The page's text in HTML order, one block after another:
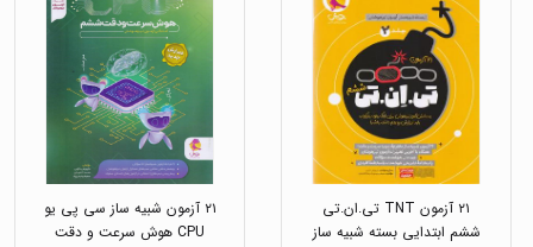
۲۱ آزمون TNT تی.ان.تی
ششم ابتدایی بسته شبیه ساز
۲۱ آزمون شبیه ساز سی پی یو
CPU هوش سرعت و دقت